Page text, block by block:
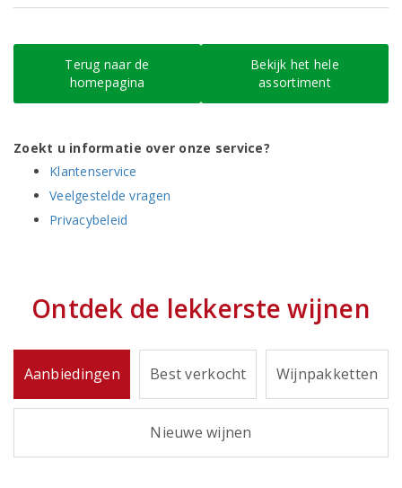
Terug naar de
homepagina
Bekijk het hele
assortiment
Zoekt u informatie over onze service?
Klantenservice
Veelgestelde vragen
Privacybeleid
Ontdek de lekkerste wijnen
Aanbiedingen Best verkocht Wijnpakketten
Nieuwe wijnen